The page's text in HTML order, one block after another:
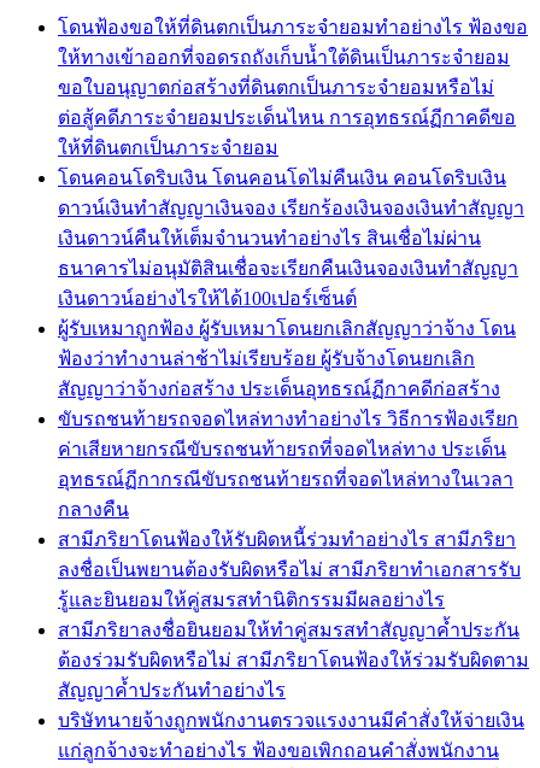
โดนฟ้องขอให้ที่ดินตกเป็นภาระจำยอมทำอย่างไร ฟ้องขอ
ให้ทางเข้าออกที่จอดรถถังเก็บน้ำใต้ดินเป็นภาระจำยอม
ขอใบอนุญาตก่อสร้างที่ดินตกเป็นภาระจำยอมหรือไม่
ต่อสู้คดีภาระจำยอมประเด็นไหน การอุทธรณ์ฏีกาคดีขอ
ให้ที่ดินตกเป็นภาระจำยอม
โดนคอนโดริบเงิน โดนคอนโดไม่คืนเงิน คอนโดริบเงิน
ดาวน์เงินทำสัญญาเงินจอง เรียกร้องเงินจองเงินทำสัญญา
เงินดาวน์คืนให้เต็มจำนวนทำอย่างไร สินเชื่อไม่ผ่าน
ธนาคารไม่อนุมัติสินเชื่อจะเรียกคืนเงินจองเงินทำสัญญา
เงินดาวน์อย่างไรให้ได้100เปอร์เซ็นต์
ผู้รับเหมาถูกฟ้อง ผู้รับเหมาโดนยกเลิกสัญญาว่าจ้าง โดน
ฟ้องว่าทำงานล่าช้าไม่เรียบร้อย ผู้รับจ้างโดนยกเลิก
สัญญาว่าจ้างก่อสร้าง ประเด็นอุทธรณ์ฏีกาคดีก่อสร้าง
ขับรถชนท้ายรถจอดไหล่ทางทำอย่างไร วิธีการฟ้องเรียก
ค่าเสียหายกรณีขับรถชนท้ายรถที่จอดไหล่ทาง ประเด็น
อุทธรณ์ฏีกากรณีขับรถชนท้ายรถที่จอดไหล่ทางในเวลา
กลางคืน
สามีภริยาโดนฟ้องให้รับผิดหนี้ร่วมทำอย่างไร สามีภริยา
ลงชื่อเป็นพยานต้องรับผิดหรือไม่ สามีภริยาทำเอกสารรับ
รู้และยินยอมให้คู่สมรสทำนิติกรรมมีผลอย่างไร
สามีภริยาลงชื่อยินยอมให้ทำคู่สมรสทำสัญญาค้ำประกัน
ต้องร่วมรับผิดหรือไม่ สามีภริยาโดนฟ้องให้ร่วมรับผิดตาม
สัญญาค้ำประกันทำอย่างไร
บริษัทนายจ้างถูกพนักงานตรวจแรงงานมีคำสั่งให้จ่ายเงิน
แก่ลูกจ้างจะทำอย่างไร ฟ้องขอเพิกถอนคำสั่งพนักงาน